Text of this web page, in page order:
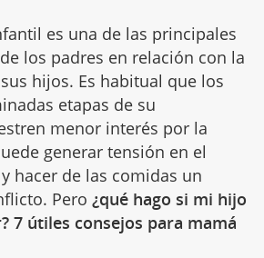
es una de las principales
los padres en relación con la
hijos. Es habitual que los
etapas de su
menor interés por la
generar tensión en el
hacer de las comidas un
Pero ¿qué hago si mi hijo
7 útiles consejos para mamá